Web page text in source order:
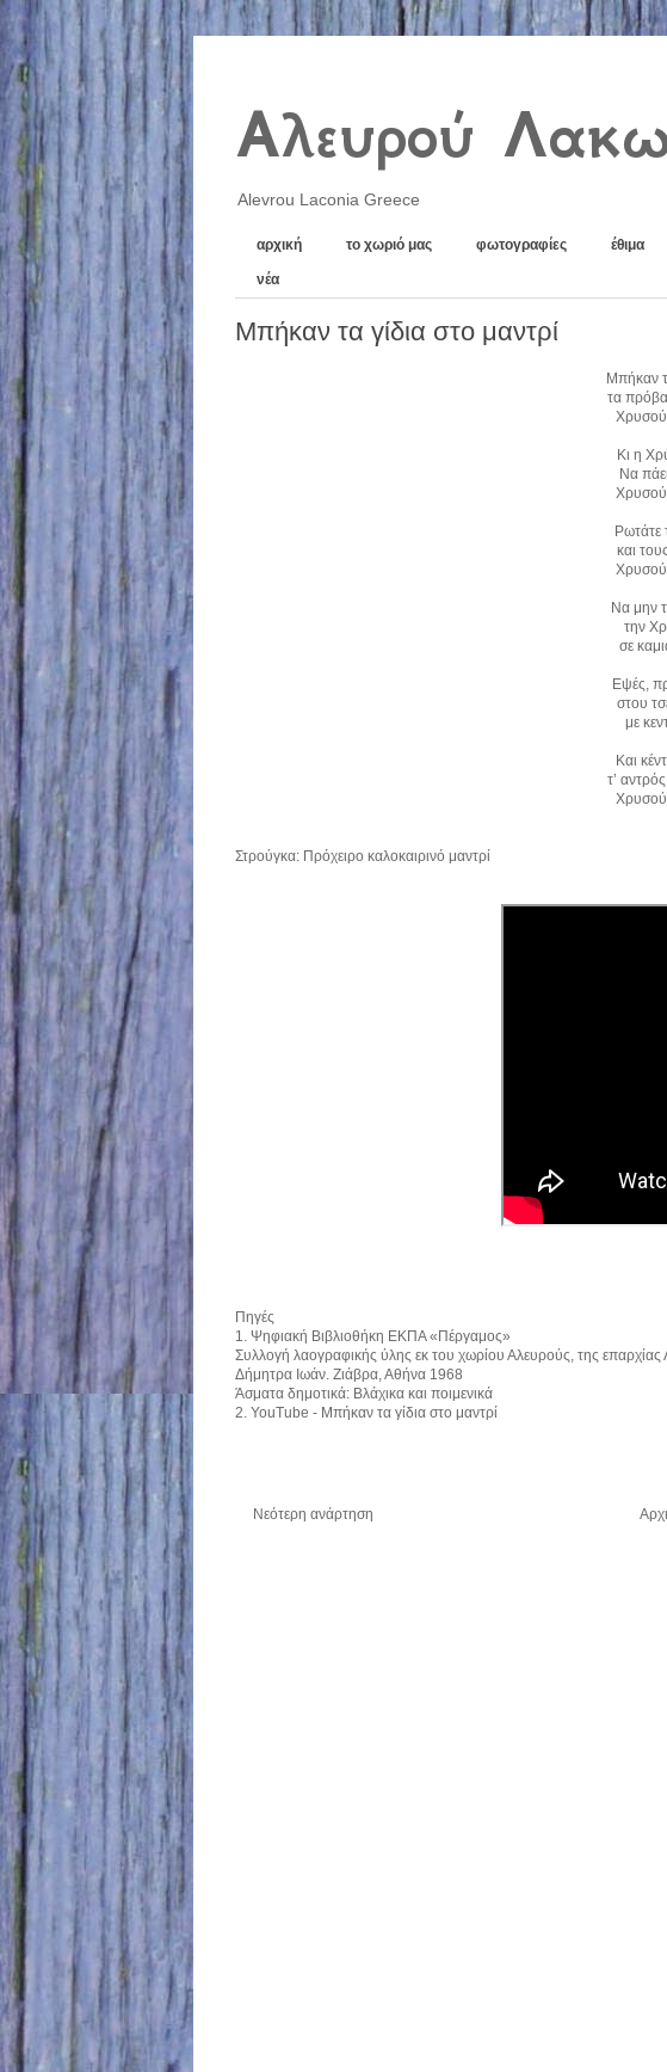
Αλευρού
Alevrou Laconia Greece
αρχική το χωριό μας φωτογραφίες έθιμα
νέα
Μπήκαν τα γίδια στο μαντρί
Μπήκαν
τα
Κι η
Να
Ρωτάτε
και
Να μην
την
σε
Εψές,
στου
με
Και
τ’
Στρούγκα: Πρόχειρο καλοκαιρινό μαντρί
Πηγές
1. Ψηφιακή Βιβλιοθήκη ΕΚΠΑ «Πέργαμος»
Συλλογή λαογραφικής ύλης εκ του χωρίου Αλευρούς, της
Δήμητρα Ιωάν. Ζιάβρα, Αθήνα 1968
Άσματα δημοτικά: Βλάχικα και ποιμενικά
2. YouTube - Μπήκαν τα γίδια στο μαντρί
Νεότερη ανάρτηση